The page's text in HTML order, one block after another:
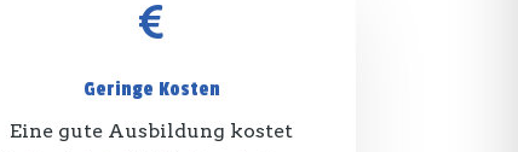

Geringe Kosten
Eine gute Ausbildung kostet